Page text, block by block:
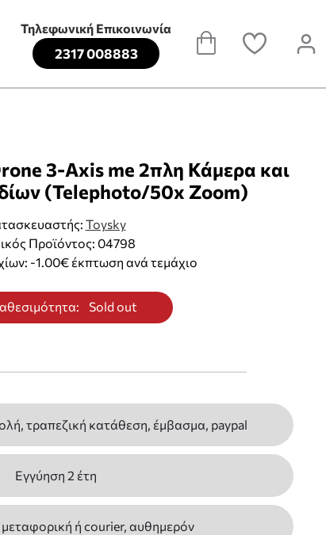
Τηλεφωνική Επικοινωνία
2317 008883
3-Axis me 2πλη Κάμερα και
(Telephoto/50x Zoom)
Toysky
Προϊόντος: 04798
-1.00€ έκπτωση ανά τεμάχιο
Sold out
τραπεζική κατάθεση, έμβασμα, paypal
Εγγύηση 2 έτη
ή courier, αυθημερόν